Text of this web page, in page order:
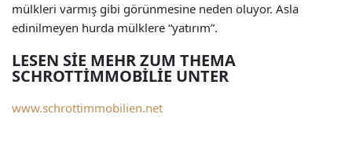
mülkleri varmış gibi görünmesine neden oluyor. Asla
edinilmeyen hurda mülklere “yatırım”.
LESEN SIE MEHR ZUM THEMA
SCHROTTIMMOBILIE UNTER
www.schrottimmobilien.net